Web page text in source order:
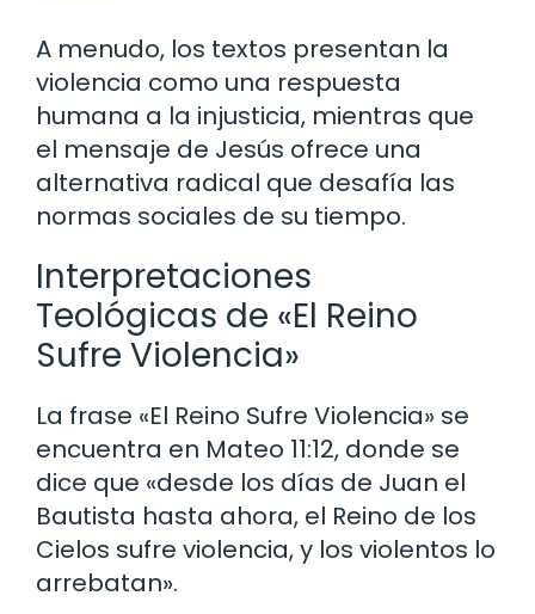
A menudo, los textos presentan la
violencia como una respuesta
humana a la injusticia, mientras que
el mensaje de Jesús ofrece una
alternativa radical que desafía las
normas sociales de su tiempo.
Interpretaciones
Teológicas de «El Reino
Sufre Violencia»
La frase «El Reino Sufre Violencia» se
encuentra en Mateo 11:12, donde se
dice que «desde los días de Juan el
Bautista hasta ahora, el Reino de los
Cielos sufre violencia, y los violentos lo
arrebatan».